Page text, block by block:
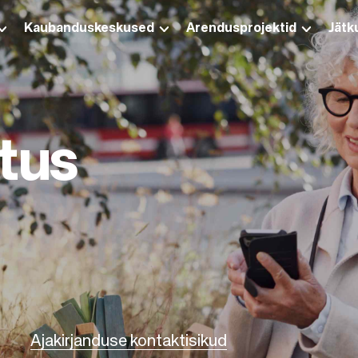
Kaubanduskeskused Arendusprojektid
Ajakirjanduse kontaktisikud